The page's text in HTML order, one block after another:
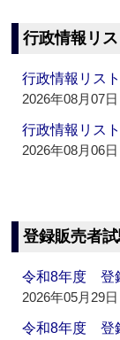
行政情報リス
行政情報リス
2026年08月07
行政情報リス
2026年08月06
登録販売者
令和8年度 登
2026年05月29
令和8年度 登